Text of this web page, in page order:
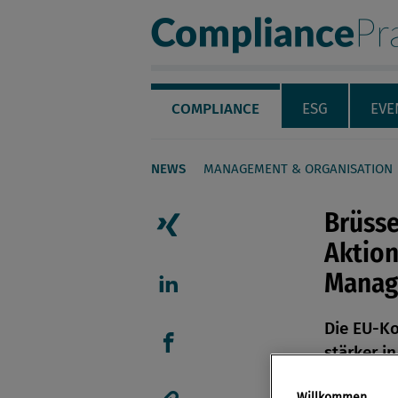
Compliance
Servicenavigation
Navigation
COMPLIANCE ESG
NEWS MANAGEMENT & ORGANISATION
Seiteninhalt
Artikel auf Xing teilen
Die EU-
stärker